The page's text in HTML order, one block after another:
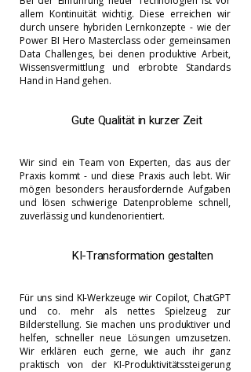
allem Kontinuität wichtig. Diese erreichen wir
durch unsere hybriden Lernkonzepte - wie der
Power BI Hero Masterclass oder gemeinsamen
Data Challenges, bei denen produktive Arbeit,
Wissensvermittlung und erbrobte Standards
Hand in Hand gehen.
Gute Qualität in kurzer Zeit
Wir sind ein Team von Experten, das aus der
Praxis kommt - und diese Praxis auch lebt. Wir
mögen besonders herausfordernde Aufgaben
und lösen schwierige Datenprobleme schnell,
zuverlässig und kundenorientiert.
KI-Transformation gestalten
Für uns sind KI-Werkzeuge wir Copilot, ChatGPT
und co. mehr als nettes Spielzeug zur
Bilderstellung. Sie machen uns produktiver und
helfen, schneller neue Lösungen umzusetzen.
Wir erklären euch gerne, wie auch ihr ganz
praktisch von der KI-Produktivitätssteigerung